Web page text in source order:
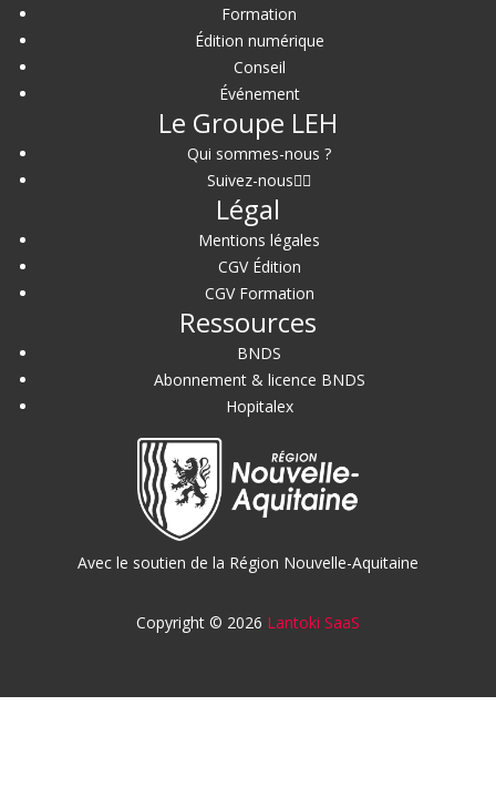
Formation
Édition numérique
Conseil
Événement
Le Groupe LEH
Qui sommes-nous ?
Suivez-nous
Légal
Mentions légales
CGV Édition
CGV Formation
Ressources
BNDS
Abonnement & licence BNDS
Hopitalex
Avec le soutien de la Région Nouvelle-Aquitaine
Copyright © 2026 Lantoki SaaS